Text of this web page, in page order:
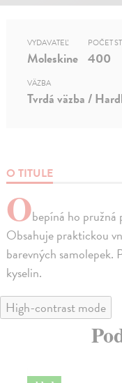
O TITULE
Obepíná ho pružná
Obsahuje praktickou
barevných samolepek.
kyselin.
VYDAVATEĽ
Moleskine
POČET
400
VÄZBA
Tvrdá väzba /
High-contrast mode